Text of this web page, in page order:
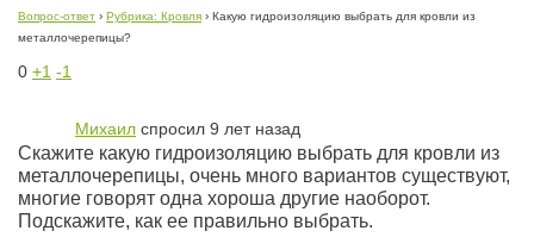
Вопрос-ответ › Рубрика: Кровля › Какую гидроизоляцию выбрать для кровли из
металлочерепицы?
0 +1 -1
Михаил спросил 9 лет назад
Скажите какую гидроизоляцию выбрать для кровли из
металлочерепицы, очень много вариантов существуют,
многие говорят одна хороша другие наоборот.
Подскажите, как ее правильно выбрать.